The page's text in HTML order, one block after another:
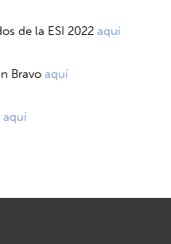
de la ESI 2022aquí
Bravoaquí
aquí